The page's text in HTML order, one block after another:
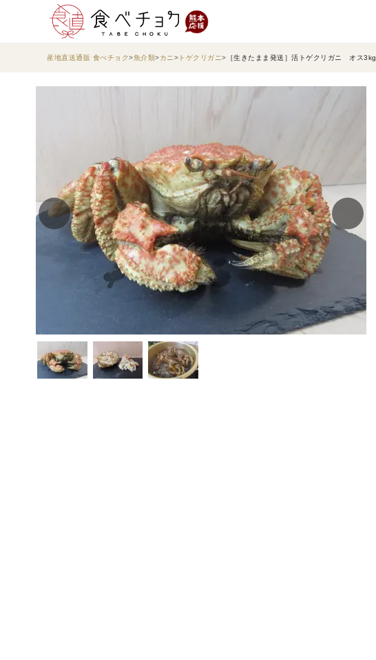
産地直送通販 食べチョク 魚介類 カニ トゲクリガニ ［生きたまま発送］活トゲクリガニ オス3kg